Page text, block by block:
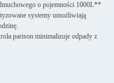
o pojemności 1000L**
systemy umożliwiają
parison minimalizuje odpady z